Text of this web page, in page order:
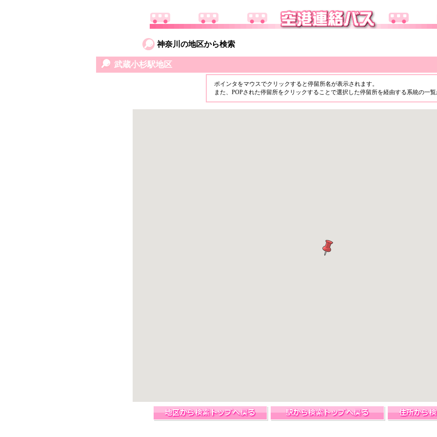
神奈川の地区から検索
武蔵小杉駅地区
ポインタをマウスでクリックすると停留所名が表示されます。
また、POPされた停留所をクリックすることで選択した停留所を経由する系統の一覧